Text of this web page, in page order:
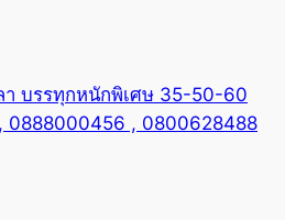
า บรรทุกหนักพิเศษ 35-50-60
0888000456 , 0800628488